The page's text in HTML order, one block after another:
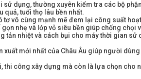
dụng, thường xuyên kiểm tra các bộ
quả, tuổi thọ lâu bền nhất.
vô cùng mạnh mẽ đem lại công suất
nhẹ và lớp vỏ siêu bền giúp chống chọi
tản nhiệt và cách bụi cho máy thời gian
mới nhất của Châu Âu giúp người
công xây dựng mà còn là lựa chọn cho